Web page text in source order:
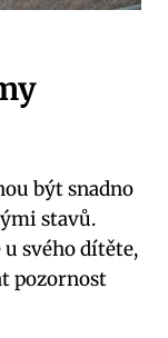
být snadno
stavů.
svého dítěte,
pozornost